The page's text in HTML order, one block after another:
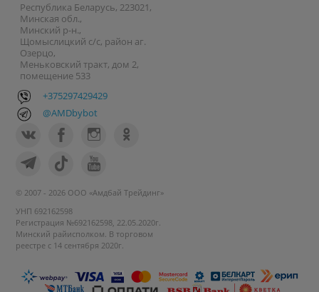
Республика Беларусь, 223021,
Минская обл.,
Минский р-н.,
Щомыслицкий с/с, район аг.
Озерцо,
Меньковский тракт, дом 2,
помещение 533
+375297429429
@AMDbybot
© 2007 - 2026 ООО «Амдбай Трейдинг»
УНП 692162598
Регистрация №692162598, 22.05.2020г.
Минский райисполком. В торговом
реестре с 14 сентября 2020г.